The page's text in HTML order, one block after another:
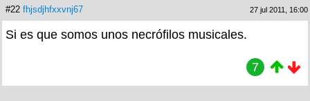
#22 fhjsdjhfxxvnj67 27 jul 2011, 16:00
Si es que somos unos necrófilos musicales.
7